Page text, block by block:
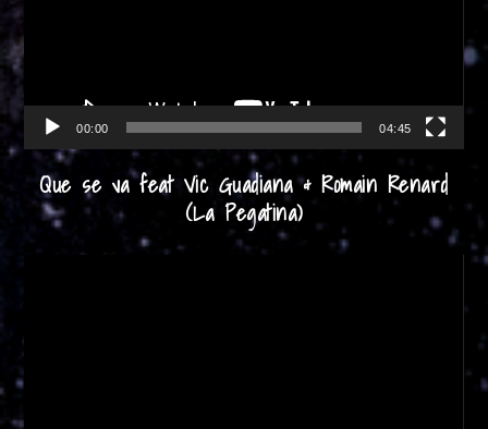
00:00 04:45
Que se va feat Vic Guadiana & Romain Renard
(La Pegatina)